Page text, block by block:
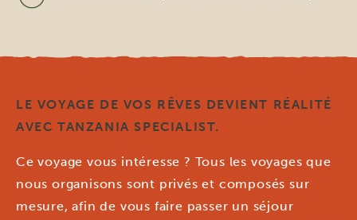
LE VOYAGE DE VOS RÊVES DEVIENT RÉALITÉ
AVEC TANZANIA SPECIALIST.
Ce voyage vous intéresse ? Tous les voyages que
nous organisons sont privés et composés sur
mesure, afin de vous faire passer un séjour